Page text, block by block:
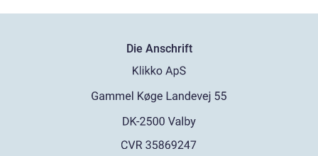
Die Anschrift